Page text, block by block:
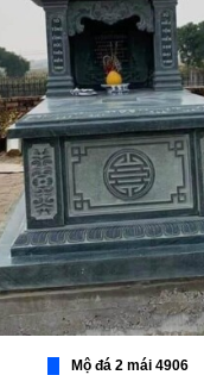
Mộ đá 2 mái 4906